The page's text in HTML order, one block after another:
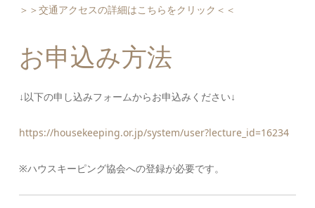
＞＞交通アクセスの詳細はこちらをクリック＜＜
お申込み方法
↓以下の申し込みフォームからお申込みください↓
https://housekeeping.or.jp/system/user?lecture_id=16234
※ハウスキーピング協会への登録が必要です。